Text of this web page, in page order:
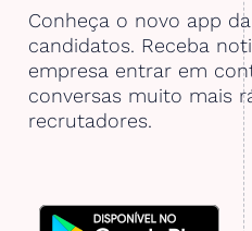
Conheça o novo app
candidatos. Receba
empresa entrar em
conversas muito mais
recrutadores.